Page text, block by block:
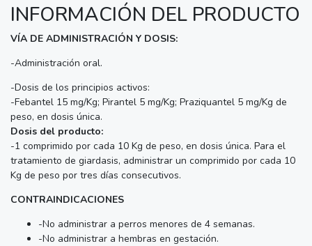
INFORMACIÓN DEL PRODUCTO
VÍA DE ADMINISTRACIÓN Y DOSIS:
-Administración oral.
-Dosis de los principios activos:
-Febantel 15 mg/Kg; Pirantel 5 mg/Kg; Praziquantel 5 mg/Kg de
peso, en dosis única.
Dosis del producto:
-1 comprimido por cada 10 Kg de peso, en dosis única. Para el
tratamiento de giardasis, administrar un comprimido por cada 10
Kg de peso por tres días consecutivos.
CONTRAINDICACIONES
-No administrar a perros menores de 4 semanas.
-No administrar a hembras en gestación.